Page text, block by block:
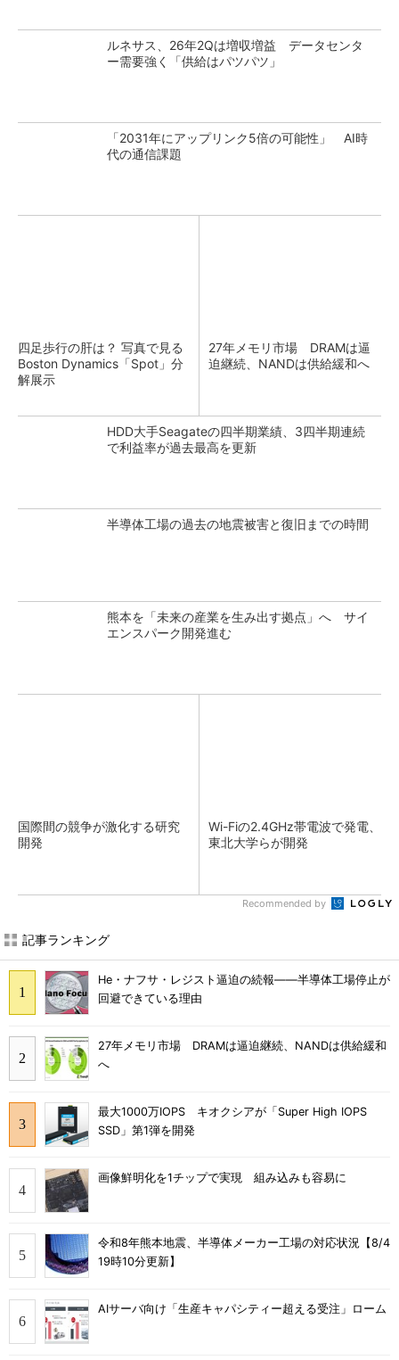
ルネサス、26年2Qは増収増益 データセンタ
ー需要強く「供給はパツパツ」
「2031年にアップリンク5倍の可能性」 AI時
代の通信課題
四足歩行の肝は？ 写真で見る
Boston Dynamics「Spot」分
解展示
27年メモリ市場 DRAMは逼
迫継続、NANDは供給緩和へ
HDD大手Seagateの四半期業績、3四半期連続
で利益率が過去最高を更新
半導体工場の過去の地震被害と復旧までの時間
熊本を「未来の産業を生み出す拠点」へ サイ
エンスパーク開発進む
国際間の競争が激化する研究
開発
Wi-Fiの2.4GHz帯電波で発電、
東北大学らが開発
Recommended by
記事ランキング
He・ナフサ・レジスト逼迫の続報――半導体工場停止が
回避できている理由
27年メモリ市場 DRAMは逼迫継続、NANDは供給緩和
へ
最大1000万IOPS キオクシアが「Super High IOPS
SSD」第1弾を開発
画像鮮明化を1チップで実現 組み込みも容易に
令和8年熊本地震、半導体メーカー工場の対応状況【8/4
19時10分更新】
AIサーバ向け「生産キャパシティー超える受注」ローム